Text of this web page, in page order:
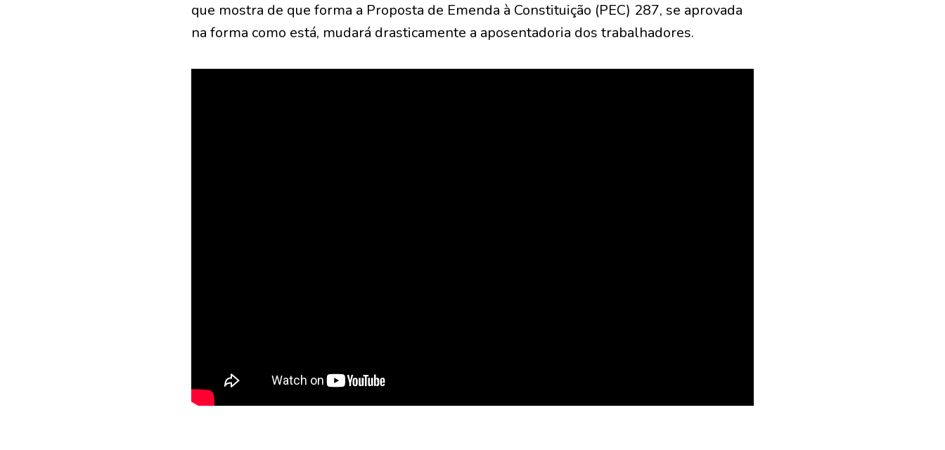
que mostra de que forma a Proposta de Emenda à Constituição (PEC) 287, se aprovada
na forma como está, mudará drasticamente a aposentadoria dos trabalhadores.